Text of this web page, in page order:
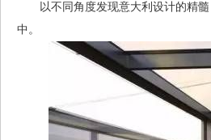
以不同角度发现意大利设计的精髓
中。